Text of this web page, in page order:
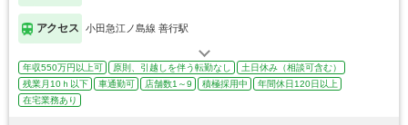
アクセス 小田急江ノ島線 善行駅
年収550万円以上可 原則、引越しを伴う転勤なし
土日休み（相談可含む）
残業月10ｈ以下
車通勤可 店舗数1～9 積極採用中
年間休日120日以上
在宅業務あり